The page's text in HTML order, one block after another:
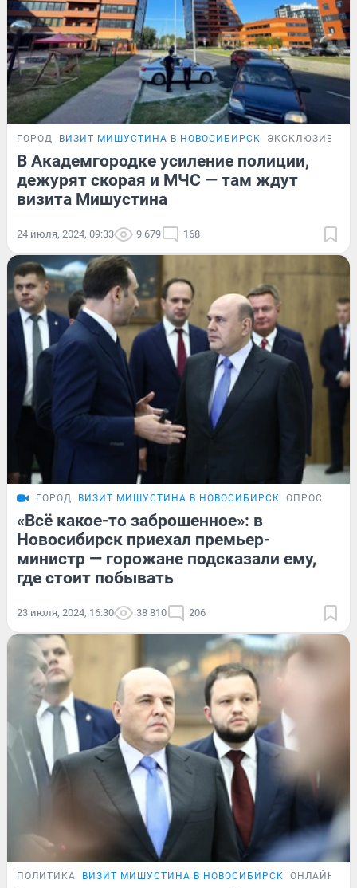
ГОРОД ВИЗИТ МИШУСТИНА В НОВОСИБИРСК ЭКСКЛЮЗИВ
В Академгородке усиление полиции,
дежурят скорая и МЧС — там ждут
визита Мишустина
24 июля, 2024, 09:33 9 679 168
ГОРОД ВИЗИТ МИШУСТИНА В НОВОСИБИРСК ОПРОС
«Всё какое-то заброшенное»: в
Новосибирск приехал премьер-
министр — горожане подсказали ему,
где стоит побывать
23 июля, 2024, 16:30 38 810 206
ПОЛИТИКА ВИЗИТ МИШУСТИНА В НОВОСИБИРСК ОНЛАЙН-